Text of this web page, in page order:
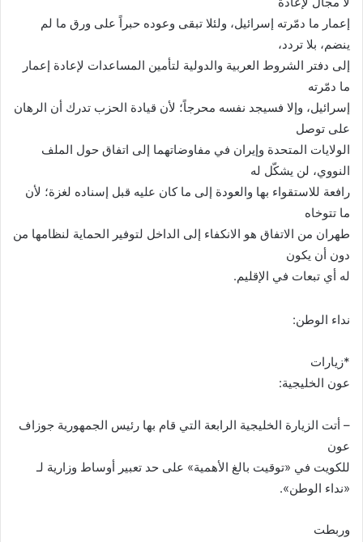
إعمار ما دمّرته إسرائيل، ولئلا تبقى وعوده حبراً على ورق ما لم
ينضم، بلا تردد،
إلى دفتر الشروط العربية والدولية لتأمين المساعدات لإعادة إعمار
ما دمّرته
إسرائيل، وإلا فسيجد نفسه محرجاً؛ لأن قيادة الحزب تدرك أن الرهان
على توصل
الولايات المتحدة وإيران في مفاوضاتهما إلى اتفاق حول الملف
النووي، لن يشكّل له
رافعة للاستقواء بها والعودة إلى ما كان عليه قبل إسناده لغزة؛ لأن
ما تتوخاه
طهران من الاتفاق هو الانكفاء إلى الداخل لتوفير الحماية لنظامها من
دون أن يكون
له أي تبعات في الإقليم.
نداء الوطن:
*زيارات
عون الخليجية:
– أتت الزيارة الخليجية الرابعة التي قام بها رئيس الجمهورية جوزاف
عون
للكويت في «توقيت بالغ الأهمية» على حد تعبير أوساط وزارية لـ
«نداء الوطن».
وربطت